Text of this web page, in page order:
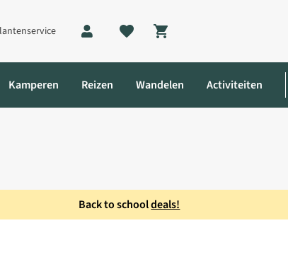
Shopping cart
Kamperen Reizen Wandelen Activiteiten
Back to schooldeals!